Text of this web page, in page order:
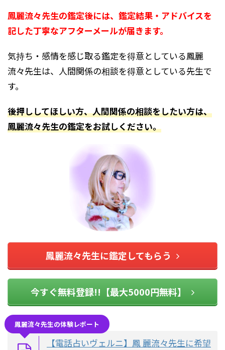
鳳麗流々先生の鑑定後には、鑑定結果・アドバイスを
記した丁寧なアフターメールが届きます。
気持ち・感情を感じ取る鑑定を得意としている鳳麗
流々先生は、人間関係の相談を得意としている先生で
す。
後押ししてほしい方、人間関係の相談をしたい方は、
鳳麗流々先生の鑑定をお試しください。
鳳麗流々先生に鑑定してもらう
今すぐ無料登録!!【最大5000円無料】
鳳麗流々先生の体験レポート
【電話占いヴェルニ】鳳 麗流々先生に希望